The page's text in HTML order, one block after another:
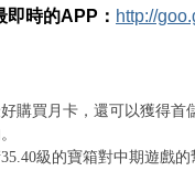
即時的APP： http://
購買月卡，還可以獲得首
級的寶箱對中期遊戲的